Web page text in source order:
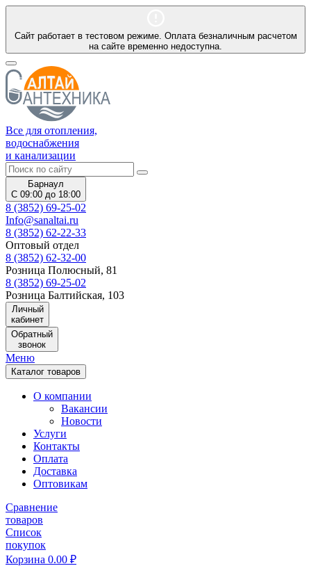
Сайт работает в тестовом режиме. Оплата безналичным расчетом
на сайте временно недоступна.
Все для отопления,
водоснабжения
и канализации
Барнаул
С 09:00 до 18:00
8 (3852) 69-25-02
Info@sanaltai.ru
8 (3852) 62-22-33
Оптовый отдел
8 (3852) 62-32-00
Розница Полюсный, 81
8 (3852) 69-25-02
Розница Балтийская, 103
Личный
кабинет
Обратный
звонок
Меню
Каталог товаров
О компании
Вакансии
Новости
Услуги
Контакты
Оплата
Доставка
Оптовикам
Сравнение
товаров
Список
покупок
Корзина 0.00 ₽